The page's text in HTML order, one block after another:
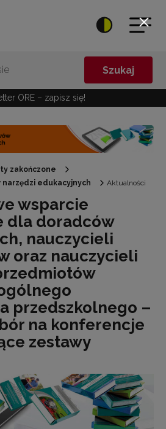
Szukaj
ORE – zapisz się!
zakończone
edukacyjnych
Aktualności
wsparcie
dla doradców
nauczycieli
oraz nauczycieli
przedszkolnego –
na konferencje
zestawy